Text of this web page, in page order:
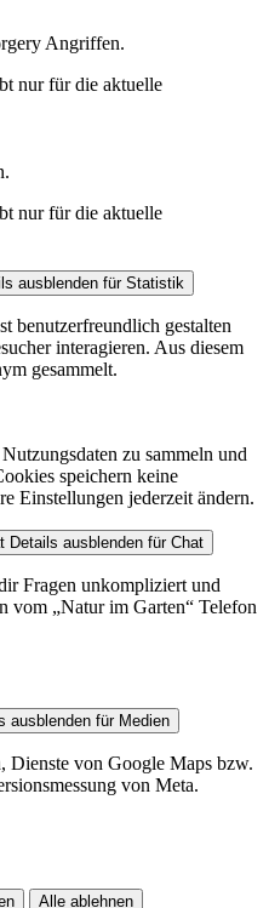
Angriffen.
nur für die aktuelle
nur für die aktuelle
ausblenden für Statistik
benutzerfreundlich gestalten
interagieren. Aus diesem
gesammelt.
zu sammeln und
speichern keine
Einstellungen jederzeit ändern.
Details ausblenden für Chat
Fragen unkompliziert und
vom „Natur im Garten“ Telefon
ausblenden für Medien
Dienste von Google Maps bzw.
von Meta.
Alle ablehnen